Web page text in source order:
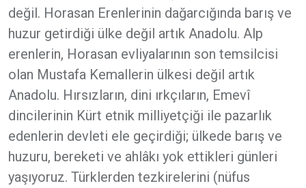
değil. Horasan Erenlerinin dağarcığında barış ve
huzur getirdiği ülke değil artık Anadolu. Alp
erenlerin, Horasan evliyalarının son temsilcisi
olan Mustafa Kemallerin ülkesi değil artık
Anadolu. Hırsızların, dini ırkçıların, Emevî
dincilerinin Kürt etnik milliyetçiği ile pazarlık
edenlerin devleti ele geçirdiği; ülkede barış ve
huzuru, bereketi ve ahlâkı yok ettikleri günleri
yaşıyoruz. Türklerden tezkirelerini (nüfus